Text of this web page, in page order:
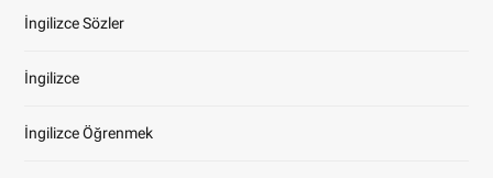
İngilizce Sözler
İngilizce
İngilizce Öğrenmek